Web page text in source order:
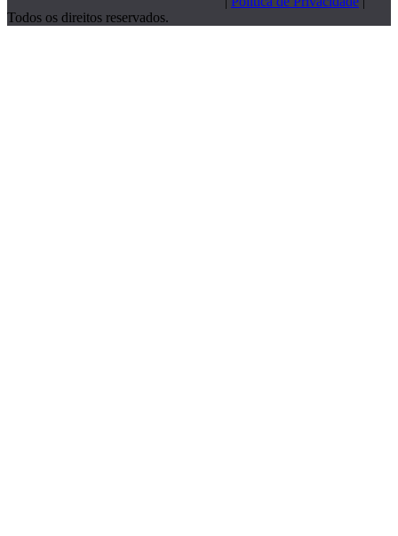
Todos os direitos reservados.